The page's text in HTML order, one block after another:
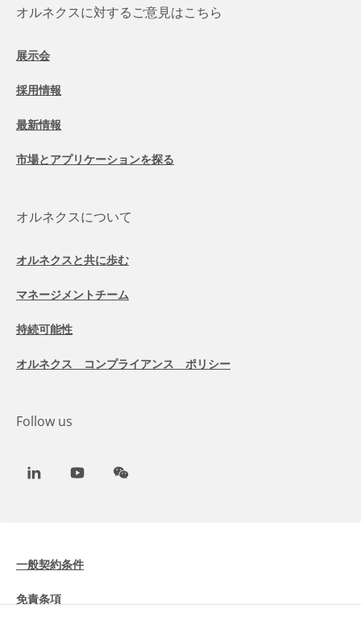
オルネクスに対するご意見はこちら
展示会
採用情報
最新情報
市場とアプリケーションを探る
オルネクスについて
オルネクスと共に歩む
マネージメントチーム
持続可能性
オルネクス コンプライアンス ポリシー
Follow us
LinkedInYoutubeWeChat
一般契約条件
免責条項